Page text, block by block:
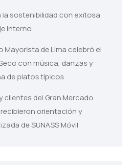
la sostenibilidad con exitosa
interno
Mayorista de Lima celebró el
con música, danzas y
de platos típicos
clientes del Gran Mercado
orientación y
de SUNASS Móvil